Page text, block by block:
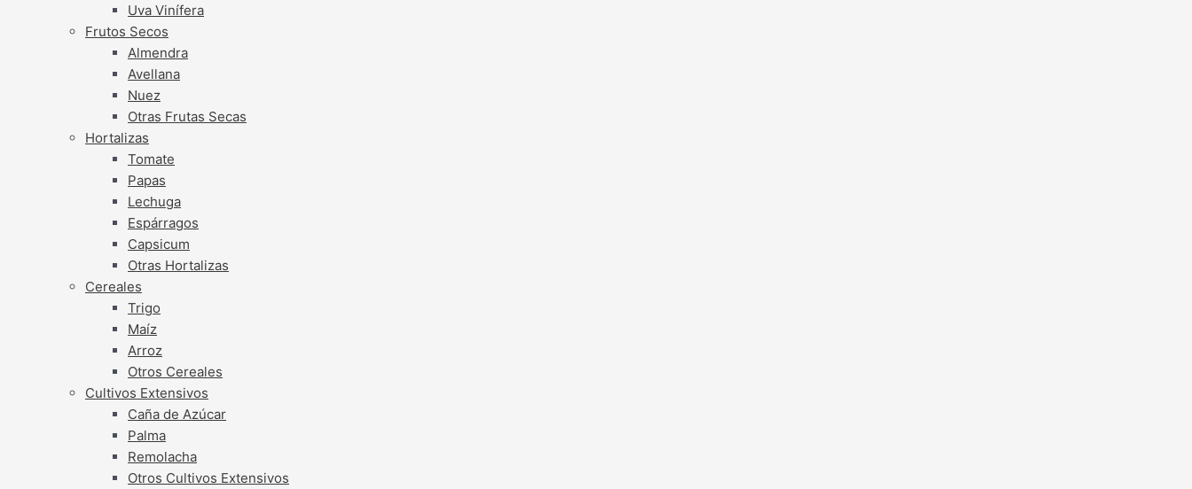
Uva Vinífera
Frutos Secos
Almendra
Avellana
Nuez
Otras Frutas Secas
Hortalizas
Tomate
Papas
Lechuga
Espárragos
Capsicum
Otras Hortalizas
Cereales
Trigo
Maíz
Arroz
Otros Cereales
Cultivos Extensivos
Caña de Azúcar
Palma
Remolacha
Otros Cultivos Extensivos